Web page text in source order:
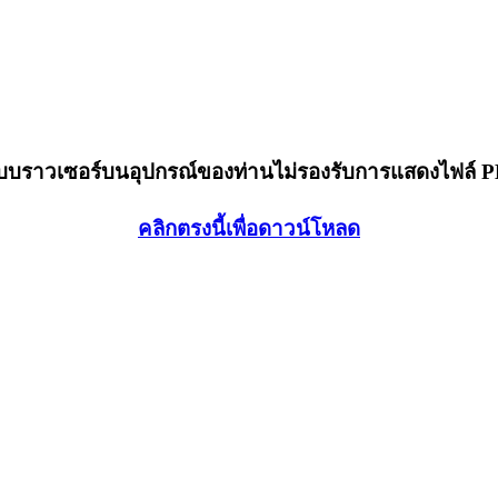
บราวเซอร์บนอุปกรณ์ของท่านไม่รองรับการแสดงไฟล์
คลิกตรงนี้เพื่อดาวน์โหลด